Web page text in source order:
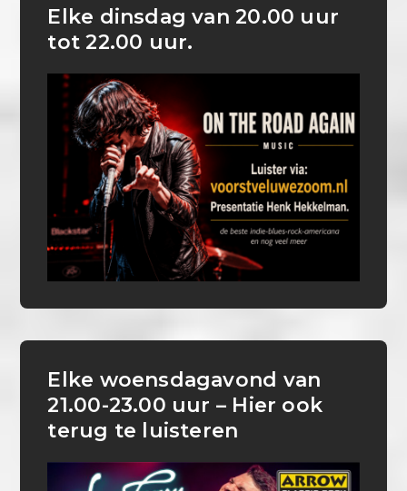
Elke dinsdag van 20.00 uur
tot 22.00 uur.
Elke woensdagavond van
21.00-23.00 uur – Hier ook
terug te luisteren